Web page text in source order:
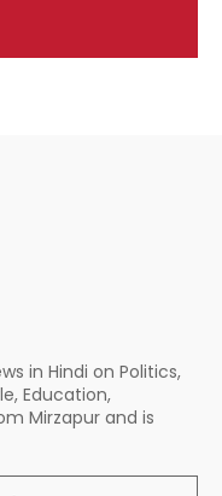
in Hindi on Politics,
Education,
Mirzapur and is